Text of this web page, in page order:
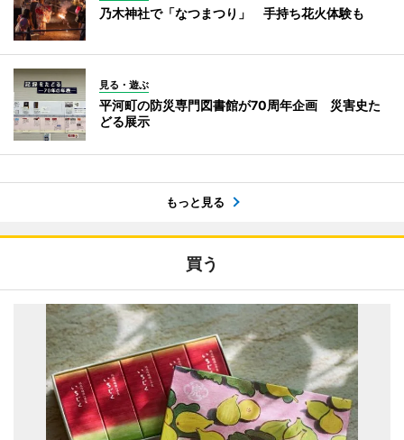
乃木神社で「なつまつり」 手持ち花火体験も
見る・遊ぶ
平河町の防災専門図書館が70周年企画 災害史た
どる展示
もっと見る
買う